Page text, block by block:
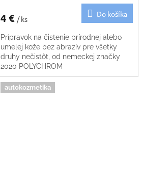
4 € / ks
Do košíka
Prípravok na čistenie prírodnej alebo
umelej kože bez abrazív pre všetky
druhy nečistôt, od nemeckej značky
2020 POLYCHROM
autokozmetika